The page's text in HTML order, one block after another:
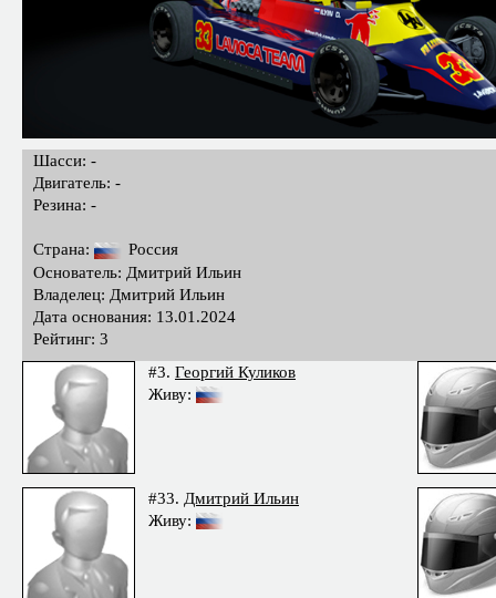
Шасси: -
Двигатель: -
Резина: -
Страна:
Россия
Основатель: Дмитрий Ильин
Владелец: Дмитрий Ильин
Дата основания: 13.01.2024
Рейтинг: 3
#3. Георгий Куликов
Живу:
#33. Дмитрий Ильин
Живу: